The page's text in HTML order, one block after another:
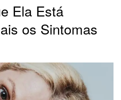
Ela Está
os Sintomas